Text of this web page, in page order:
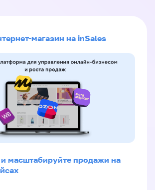
магазин на inSales
и масштабируйте продажи на